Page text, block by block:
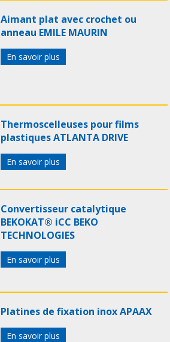
Aimant plat avec crochet ou
anneau EMILE MAURIN
En savoir plus
Thermoscelleuses pour films
plastiques ATLANTA DRIVE
En savoir plus
Convertisseur catalytique
BEKOKAT® iCC BEKO
TECHNOLOGIES
En savoir plus
Platines de fixation inox APAAX
En savoir plus